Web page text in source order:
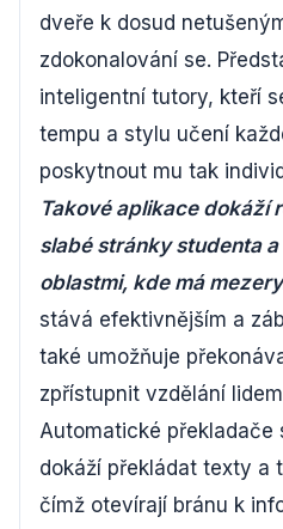
dveře k dosud
zdokonalování se.
inteligentní tutory, kteří
tempu a stylu učení
poskytnout mu tak
Takové aplikace dokáží
slabé stránky studenta
oblastmi, kde má
stává efektivnějším a
také umožňuje
zpřístupnit vzdělání
Automatické překladače
dokáží překládat texty a
čímž otevírají bránu k